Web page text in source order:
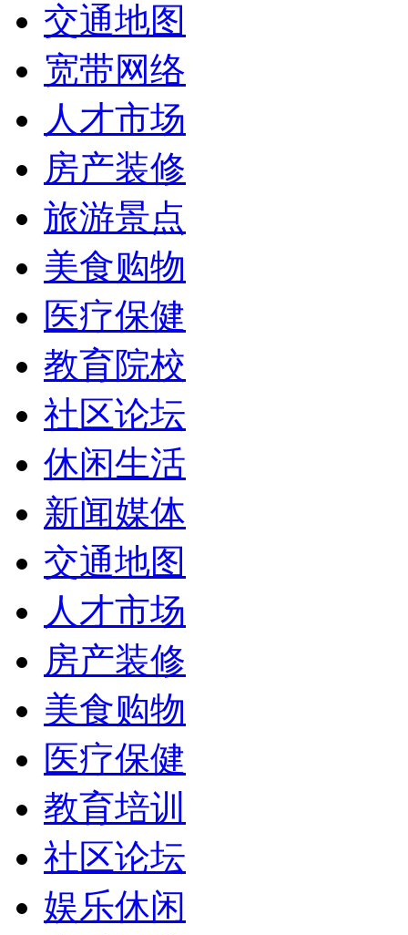
交通地图
宽带网络
人才市场
房产装修
旅游景点
美食购物
医疗保健
教育院校
社区论坛
休闲生活
新闻媒体
交通地图
人才市场
房产装修
美食购物
医疗保健
教育培训
社区论坛
娱乐休闲